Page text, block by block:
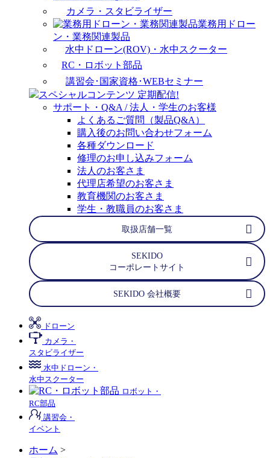
カメラ・スタビライザー
業務用ドロー
ン・業務関連製品
水中ドローン(ROV)・水中スクーター
RC・ロボット部品
講習会･国家資格･WEBセミナー
スペシャルコンテンツ 定期配信!
サポート・Q&A / 法人・学生のお客様
よくあるご質問（製品Q&A）
購入後のお問い合わせフォーム
各種ダウンロード
修理のお申し込みフォーム
法人のお客さま
代理店希望のお客さま
教育機関のお客さま
学生・教職員のお客さま
取扱店舗一覧
SEKIDO
コーポレートサイト
SEKIDO 会社概要
ドローン
カメラ・
スタビライザー
水中ドローン・
水中スクーター
ロボット・
RC部品
講習会・
イベント
ホーム >